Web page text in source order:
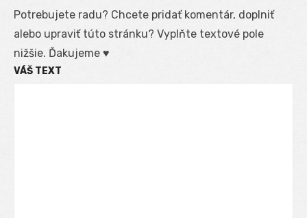
Potrebujete radu? Chcete pridať komentár, doplniť
alebo upraviť túto stránku? Vyplňte textové pole
nižšie. Ďakujeme ♥
VÁŠ TEXT